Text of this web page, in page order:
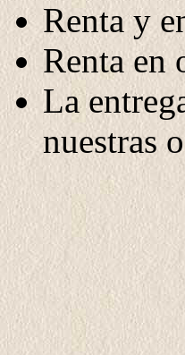
Renta y
Renta en
La
nuestras